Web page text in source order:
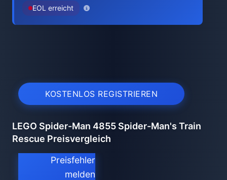
EOL erreicht
KOSTENLOS REGISTRIEREN
LEGO Spider-Man 4855 Spider-Man's Train
Rescue Preisvergleich
Preisfehler
melden